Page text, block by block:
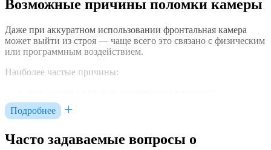
Возможные причины поломки камеры
Даже при аккуратном использовании фронтальная камера
может выйти из строя — чаще всего это связано с физическим
или программным воздействием.
Наиболее частые причины:
удар, падение или давление на корпус
Подробнее
Часто задаваемые вопросы о